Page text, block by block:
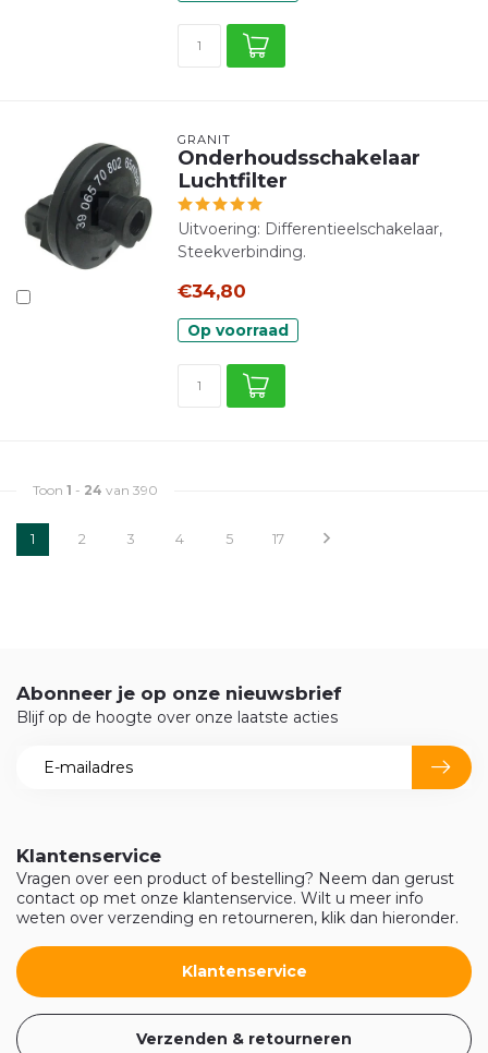
GRANIT
Onderhoudsschakelaar
Luchtfilter
Uitvoering: Differentieelschakelaar,
Steekverbinding.
€34,80
Op voorraad
Toon 1 - 24 van 390
1 2 3 4 5 17
Klantenservice
Vragen over een product of bestelling? Neem dan gerust
contact op met onze klantenservice. Wilt u meer info
weten over verzending en retourneren, klik dan hieronder.
Klantenservice
Verzenden & retourneren
Abonneer je op onze nieuwsbrief
Blijf op de hoogte over onze laatste acties